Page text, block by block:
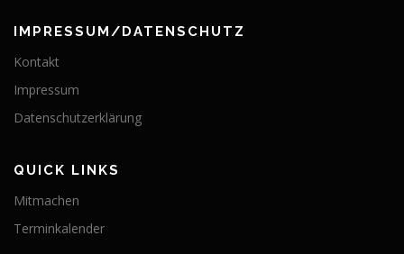
IMPRESSUM/DATENSCHUTZ
Kontakt
Impressum
Datenschutzerklärung
QUICK LINKS
Mitmachen
Terminkalender